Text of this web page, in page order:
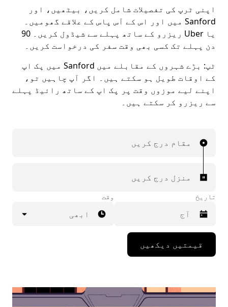
اپنی ٹرپ کی تفصیلات شامل کریں، بیٹھیں، اور
Sanford میں اور اس کے آس پاس کے علاقے گھومیں۔
یا Uber ریزرو کے ساتھ پہلے سے شیڈول کریں۔ 90
دن پہلے تک کسی بھی وقت سفر کی درخواست کریں۔
ٹپ:
بڑے شہروں کے مقابلے میں Sanford میں پک اپ
کے اوقات طویل ہو سکتے ہيں۔ اگر آپ چاہیں تو،
اپنے لیے موزوں وقت پر پک اپ کے ساتھ رائیڈ پہلے
سے ریزرو کر سکتے ہیں۔
مقام درج کریں
منزل درج کریں
تاریخ
Press
down
interact
وقت
ابھی
قیمتیں دیکھیں